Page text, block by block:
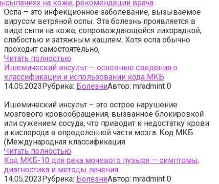
Оспа – это инфекционное заболевание, вызываемое
вирусом ветряной оспы. Эта болезнь проявляется в
виде сыпи на коже, сопровождающейся лихорадкой,
слабостью и затяжным кашлем. Хотя оспа обычно
проходит самостоятельно,
Читать полностью
Ишемический инсульт — основные сведения о
классификации и использовании кода МКБ
14.05.2023Рубрика: БолезниАвтор: mradmint 0
Ишемический инсульт – это острое нарушение
мозгового кровообращения, вызванное блокировкой
или сужением сосуда, что приводит к недостатку крови
и кислорода в определенной части мозга. Код МКБ
(Международная классификация
Читать полностью
Код МКБ-10 для рака мочевого пузыря — симптомы,
диагностика и методы лечения
14.05.2023Рубрика: БолезниАвтор: mradmint 0